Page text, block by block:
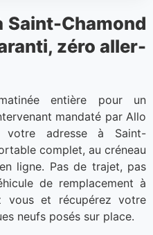
Saint-Chamond
zéro aller-
entière pour un
mandaté par Allo
votre adresse à Saint-
complet, au créneau
ligne. Pas de trajet, pas
de remplacement à
vous et récupérez votre
neufs posés sur place.